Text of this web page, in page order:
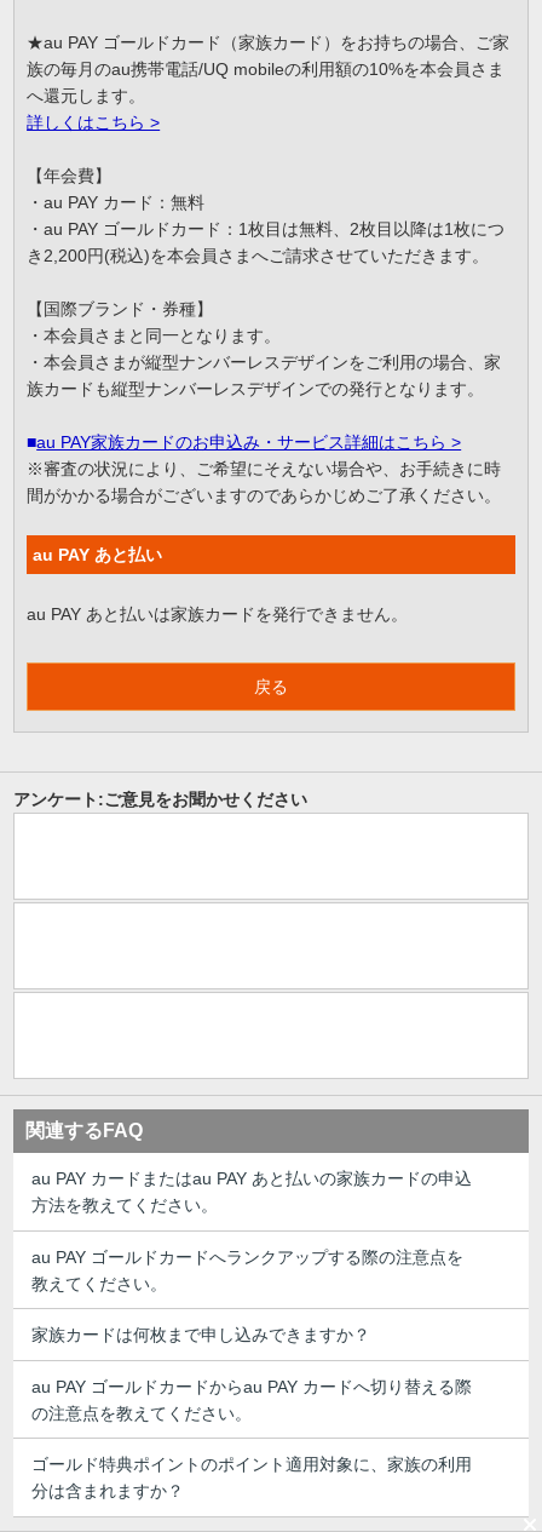
★au PAY ゴールドカード（家族カード）をお持ちの場合、ご家
族の毎月のau携帯電話/UQ mobileの利用額の10%を本会員さま
へ還元します。
詳しくはこちら >
【年会費】
・au PAY カード：無料
・au PAY ゴールドカード：1枚目は無料、2枚目以降は1枚につ
き2,200円(税込)を本会員さまへご請求させていただきます。
【国際ブランド・券種】
・本会員さまと同一となります。
・本会員さまが縦型ナンバーレスデザインをご利用の場合、家
族カードも縦型ナンバーレスデザインでの発行となります。
■au PAY家族カードのお申込み・サービス詳細はこちら >
※審査の状況により、ご希望にそえない場合や、お手続きに時
間がかかる場合がございますのであらかじめご了承ください。
au PAY あと払い
au PAY あと払いは家族カードを発行できません。
戻る
アンケート:ご意見をお聞かせください
関連するFAQ
au PAY カードまたはau PAY あと払いの家族カードの申込
方法を教えてください。
au PAY ゴールドカードへランクアップする際の注意点を
教えてください。
家族カードは何枚まで申し込みできますか？
au PAY ゴールドカードからau PAY カードへ切り替える際
の注意点を教えてください。
ゴールド特典ポイントのポイント適用対象に、家族の利用
分は含まれますか？